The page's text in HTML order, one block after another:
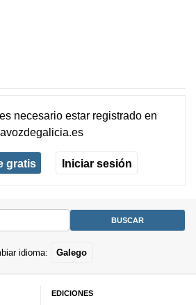
necesario estar registradoen
gratis Iniciar sesión
idioma: Galego
EDICIONES